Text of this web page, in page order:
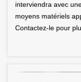
interviendra avec
moyens matériels
Contactez-le pour